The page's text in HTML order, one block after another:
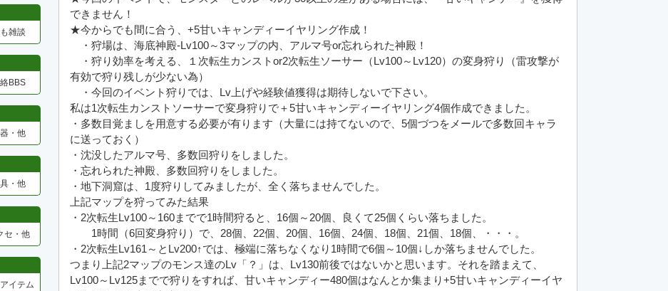
雑談
BBS
・他
・他
セ・他
イテム
できません！
★今からでも間に合う、+5甘いキャンディーイヤリング作成！
・狩場は、海底神殿-Lv100～3マップの内、アルマ号or忘れられた神殿！
・狩り効率を考える、１次転生カンストor2次転生ソーサー（Lv100～Lv120）の変身狩り（雷攻撃が
有効で狩り残しが少ない為）
・今回のイベント狩りでは、Lv上げや経験値獲得は期待しないで下さい。
私は1次転生カンストソーサーで変身狩りで＋5甘いキャンディーイヤリング4個作成できました。
・多数目覚ましを用意する必要が有ります（大量には持てないので、5個づつをメールで多数回キャラ
に送っておく）
・沈没したアルマ号、多数回狩りをしました。
・忘れられた神殿、多数回狩りをしました。
・地下洞窟は、1度狩りしてみましたが、全く落ちませんでした。
上記マップを狩ってみた結果
・2次転生Lv100～160までで1時間狩ると、16個～20個、良くて25個くらい落ちました。
1時間（6回変身狩り）で、28個、22個、20個、16個、24個、18個、21個、18個、・・・。
・2次転生Lv161～とLv200↑では、極端に落ちなくなり1時間で6個～10個↓しか落ちませんでした。
つまり上記2マップのモンス達のLv「？」は、Lv130前後ではないかと思います。それを踏まえて、
Lv100～Lv125までで狩りをすれば、甘いキャンディー480個はなんとか集まり+5甘いキャンディーイヤ